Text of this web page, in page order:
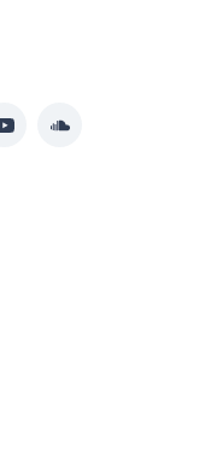
YouTubeSoundcloud